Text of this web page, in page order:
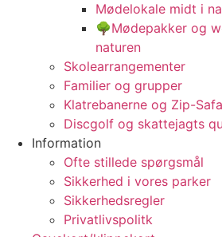
Mødelokale midt i
🌳Mødepakker og
naturen
Skolearrangementer
Familier og grupper
Klatrebanerne og Zip-
Discgolf og skattejagts
Information
Ofte stillede spørgsmål
Sikkerhed i vores parker
Sikkerhedsregler
Privatlivspolitk